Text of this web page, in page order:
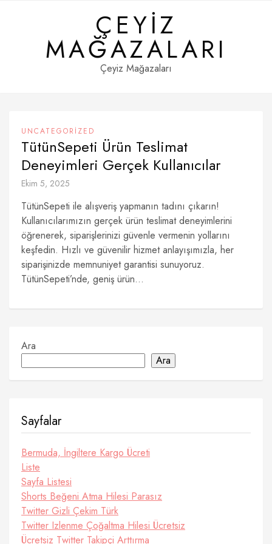
ÇEYIZ
MAĞAZALARI
Çeyiz Mağazaları
UNCATEGORIZED
TütünSepeti Ürün Teslimat
Deneyimleri Gerçek Kullanıcılar
Ekim 5, 2025
TütünSepeti ile alışveriş yapmanın tadını çıkarın!
Kullanıcılarımızın gerçek ürün teslimat deneyimlerini
öğrenerek, siparişlerinizi güvenle vermenin yollarını
keşfedin. Hızlı ve güvenilir hizmet anlayışımızla, her
siparişinizde memnuniyet garantisi sunuyoruz.
TütünSepeti’nde, geniş ürün...
Ara
Ara
Sayfalar
Bermuda, İngiltere Kargo Ücreti
Liste
Sayfa Listesi
Shorts Beğeni Atma Hilesi Parasız
Twitter Gizli Çekim Türk
Twitter Izlenme Çoğaltma Hilesi Ücretsiz
Ücretsiz Twitter Takipçi Arttırma